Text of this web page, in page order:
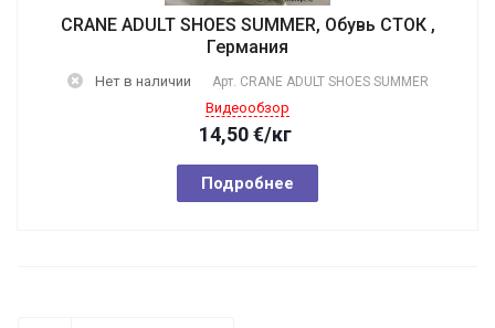
CRANE ADULT SHOES SUMMER, Обувь СТОК ,
Германия
Нет в наличии Арт. CRANE ADULT SHOES SUMMER
Видеообзор
14,50€/кг
Подробнее